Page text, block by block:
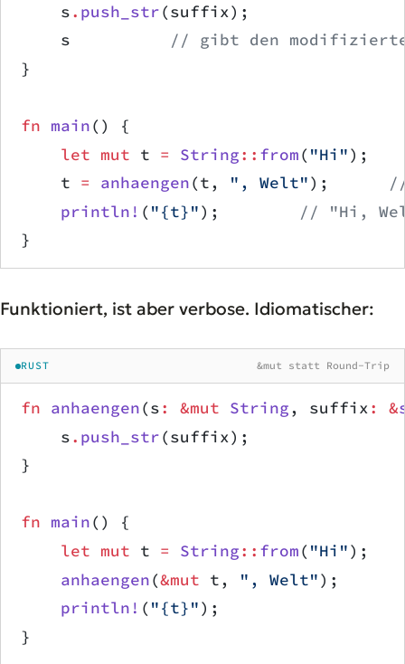
    s
. push_str(suffix);
    s
// gibt den
}
fn main() {
    let
mut t = String:: from( "Hi");
    t
= anhaengen(t, ", Welt");
    println!
( "{t}");
// "Hi,
}
Funktioniert, ist aber verbose. Idiomatischer:
RUST &mut statt Round-Trip
fn anhaengen(s: &mut String, suffix: &
    s
. push_str(suffix);
}
fn main() {
    let
mut t = String:: from( "Hi");
    anhaengen
(&mut t, ", Welt");
    println!
( "{t}");
}